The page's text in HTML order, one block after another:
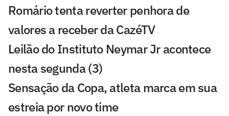
Romário tenta reverter penhora de
valores a receber da CazéTV
Leilão do Instituto Neymar Jr acontece
nesta segunda (3)
Sensação da Copa, atleta marca em sua
estreia por novo time